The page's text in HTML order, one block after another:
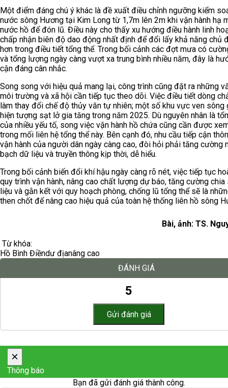
Một điểm đáng chú ý khác là đề xuất điều chỉnh ngưỡng kiểm
nước sông Hương tại Kim Long từ 1,7m lên 2m khi vận hành hạ
nước hồ để đón lũ. Điều này cho thấy xu hướng điều hành linh
chấp nhận biên độ dao động nhất định để đổi lấy khả năng chủ
hơn trong điều tiết tổng thể. Trong bối cảnh các đợt mưa có
và tổng lượng ngày càng vượt xa trung bình nhiều năm, đây là
cận đáng cân nhắc.
Song song với hiệu quả mang lại, công trình cũng đặt ra những
môi trường và xã hội cần tiếp tục theo dõi. Việc điều tiết dòng
làm thay đổi chế độ thủy văn tự nhiên; một số khu vực ven sông
hiện tượng sạt lở gia tăng trong năm 2025. Dù nguyên nhân là
của nhiều yếu tố, song việc vận hành hồ chứa cũng cần được
trong mối liên hệ tổng thể này. Bên cạnh đó, nhu cầu tiếp cận
vận hành của người dân ngày càng cao, đòi hỏi phải tăng cường
bạch dữ liệu và truyền thông kịp thời, dễ hiểu.
Trong bối cảnh biến đổi khí hậu ngày càng rõ nét, việc tiếp tục
quy trình vận hành, nâng cao chất lượng dự báo, tăng cường chia
liệu và gắn kết với quy hoạch phòng, chống lũ tổng thể sẽ là
then chốt để nâng cao hiệu quả của toàn hệ thống liên hồ sông
Bài, ảnh: TS.
Từ khóa:
Hồ Bình Điềndư địanâng cao
ĐÁNH GIÁ
5
×
Thông báo
Bạn đã gửi đánh giá thành công.